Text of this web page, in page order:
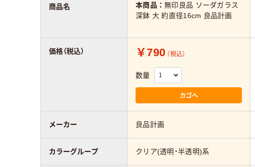
商品名 本商品：無印良品 ソーダガラス
深鉢 大 約直径16cm 良品計画
価格（税込） ￥790 （税込）
数量
カゴへ
メーカー 良品計画
カラーグループ クリア(透明・半透明)系